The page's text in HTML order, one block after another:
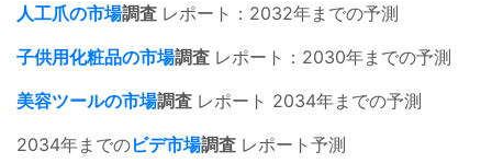
人工爪の市場調査 レポート：2032年までの予測
子供用化粧品の市場調査 レポート：2030年までの予測
美容ツールの市場調査 レポート 2034年までの予測
2034年までのビデ市場調査 レポート予測